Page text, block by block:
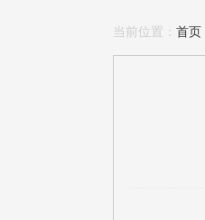
当前位置： 首页